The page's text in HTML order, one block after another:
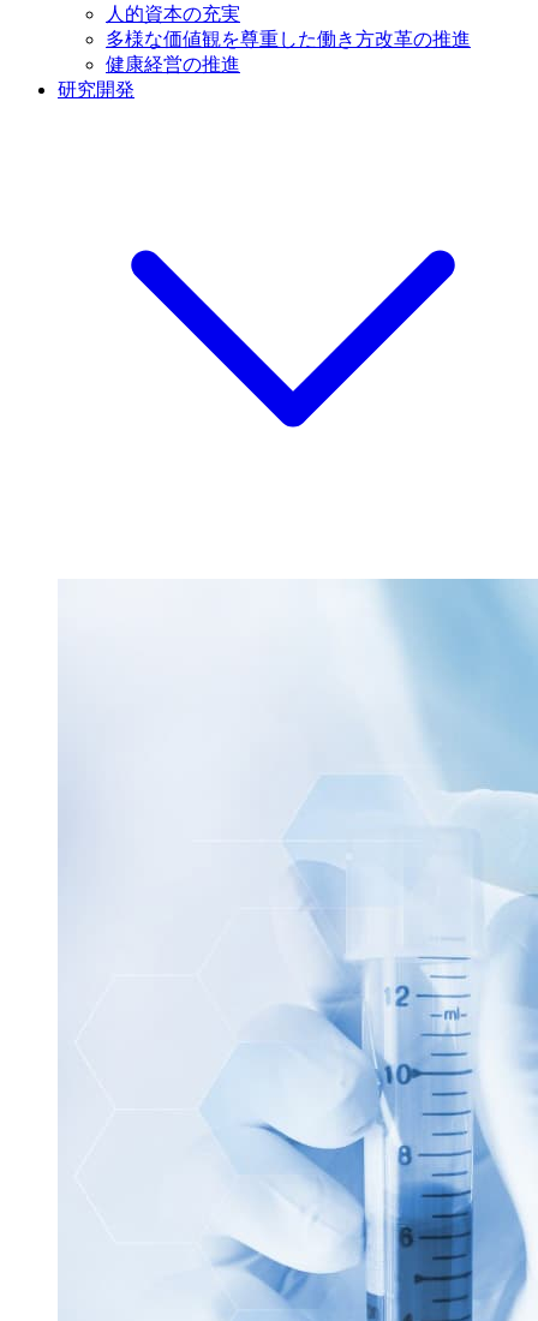
人的資本の充実
多様な価値観を尊重した働き方改革の推進
健康経営の推進
研究開発